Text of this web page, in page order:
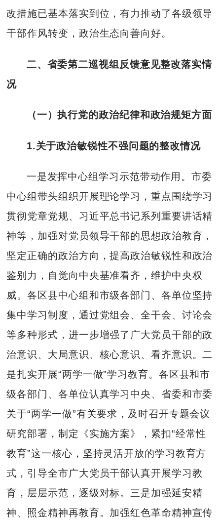
改措施已基本落实到位，有力推动了各级领导
干部作风转变，政治生态向善向好。
二、省委第二巡视组反馈意见整改落实情
况
（一）执行党的政治纪律和政治规矩方面
1.关于政治敏锐性不强问题的整改情况
一是发挥中心组学习示范带动作用。市委
中心组带头组织开展理论学习，重点围绕学习
贯彻党章党规、习近平总书记系列重要讲话精
神等，加强对党员领导干部的思想政治教育，
坚定正确的政治方向，提高政治敏锐性和政治
鉴别力，自觉向中央基准看齐，维护中央权
威。各区县中心组和市级各部门、各单位坚持
集中学习制度，通过党组会、全干会、讨论会
等多种形式，进一步增强了广大党员干部的政
治意识、大局意识、核心意识、看齐意识。二
是扎实开展“两学一做”学习教育。各区县和市
级各部门、各单位认真学习中央、省委和市委
关于“两学一做”有关要求，及时召开专题会议
研究部署，制定《实施方案》，紧扣“经常性
教育”这一核心，坚持灵活开放的学习教育方
式，引导全市广大党员干部认真开展学习教
育，层层示范，逐级对标。三是加强延安精
神、照金精神再教育。加强红色革命精神宣传